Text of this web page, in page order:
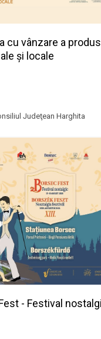
cu vânzare a
și locale
Judeţean Harghita
- Festival